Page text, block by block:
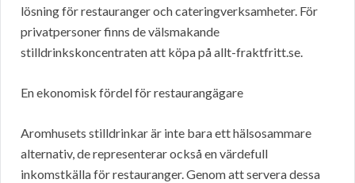
lösning för restauranger och cateringverksamheter. För
privatpersoner finns de välsmakande
stilldrinkskoncentraten att köpa på allt-fraktfritt.se.
En ekonomisk fördel för restaurangägare
Aromhusets stilldrinkar är inte bara ett hälsosammare
alternativ, de representerar också en värdefull
inkomstkälla för restauranger. Genom att servera dessa